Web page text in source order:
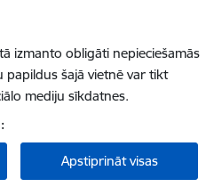
izmanto obligāti nepieciešamās
papildus šajā vietnē var tikt
mediju sīkdatnes.
Apstiprināt visas